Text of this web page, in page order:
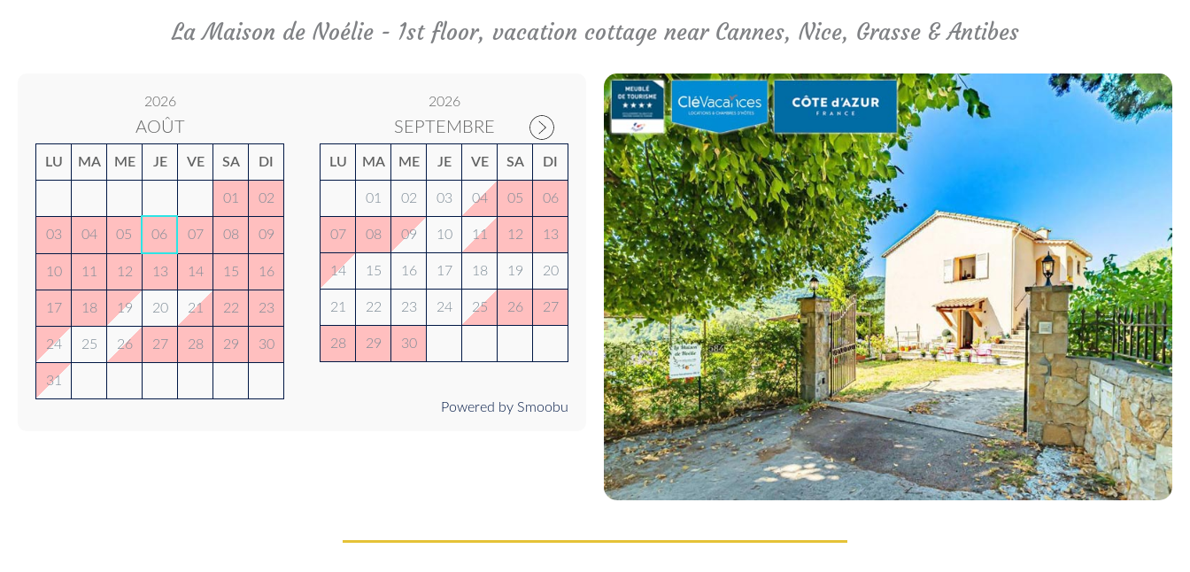
La Maison de Noélie - 1st floor, vacation cottage near Cannes, Nice, Grasse & Antibes
2026
AOÛT
LU MA ME JE VE SA DI
01 02
03 04 05 06 07 08 09
10 11 12 13 14 15 16
17 18 19 20 21 22 23
24 25 26 27 28 29 30
31
2026
SEPTEMBRE
LU MA ME JE VE SA DI
01 02 03 04 05 06
07 08 09 10 11 12 13
14 15 16 17 18 19 20
21 22 23 24 25 26 27
28 29 30
Powered by Smoobu